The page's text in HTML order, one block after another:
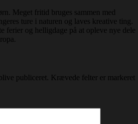
Meget fritid bruges sammen med
ture i naturen og laves kreative ting.
ferier og helligdage på at opleve nye dele
publiceret.
Krævede felter er markeret